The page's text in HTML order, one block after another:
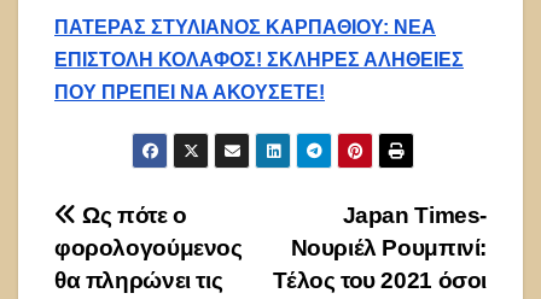
ΠΑΤΕΡΑΣ ΣΤΥΛΙΑΝΟΣ ΚΑΡΠΑΘΙΟΥ: ΝΕΑ
ΕΠΙΣΤΟΛΗ ΚΟΛΑΦΟΣ! ΣΚΛΗΡΕΣ ΑΛΗΘΕΙΕΣ
ΠΟΥ ΠΡΕΠΕΙ ΝΑ ΑΚΟΥΣΕΤΕ!
Πλοήγηση
άρθρων
Japan Times-
Νουριέλ Ρουμπινί:
Τέλος του 2021 όσοι
Ως πότε ο
φορολογούμενος
θα πληρώνει τις